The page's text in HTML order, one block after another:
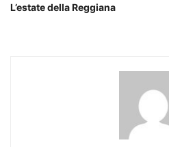
L’estate della Reggiana